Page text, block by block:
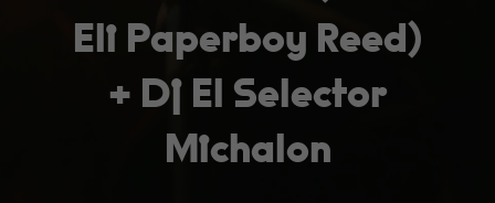
Eli Paperboy Reed)
+ Dj El Selector
Michalon